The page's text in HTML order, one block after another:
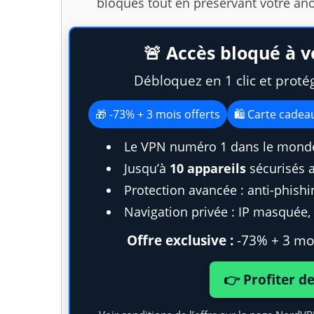
🚨 Accès bloqué à
Débloquez en 1 clic et
🎁 -73% + 3 mois offerts 🛍️ Carte
Le VPN numéro 1 dans le
Jusqu’à 10 appareils sécurisés
Protection avancée : anti-
Navigation privée : IP
Offre exclusive :-73% + 3
👉 Profiter